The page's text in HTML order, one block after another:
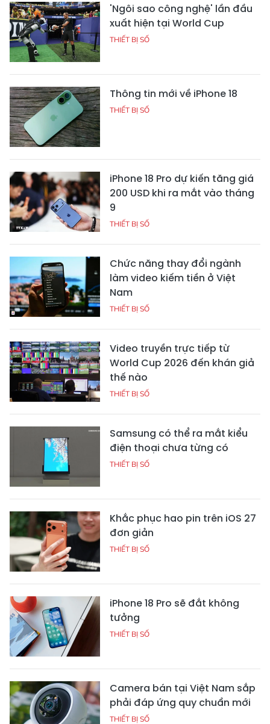
'Ngôi sao công nghệ' lần đầu
xuất hiện tại World Cup
THIẾT BỊ SỐ
Thông tin mới về iPhone 18
THIẾT BỊ SỐ
iPhone 18 Pro dự kiến tăng giá
200 USD khi ra mắt vào tháng
9
THIẾT BỊ SỐ
Chức năng thay đổi ngành
làm video kiếm tiền ở Việt
Nam
THIẾT BỊ SỐ
Video truyền trực tiếp từ
World Cup 2026 đến khán giả
thế nào
THIẾT BỊ SỐ
Samsung có thể ra mắt kiểu
điện thoại chưa từng có
THIẾT BỊ SỐ
Khắc phục hao pin trên iOS 27
đơn giản
THIẾT BỊ SỐ
iPhone 18 Pro sẽ đắt không
tưởng
THIẾT BỊ SỐ
Camera bán tại Việt Nam sắp
phải đáp ứng quy chuẩn mới
THIẾT BỊ SỐ